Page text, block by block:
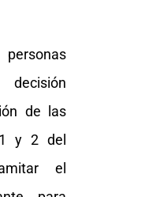
de las
y 2 del
el